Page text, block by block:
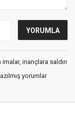
inançlara saldırı
yorumlar